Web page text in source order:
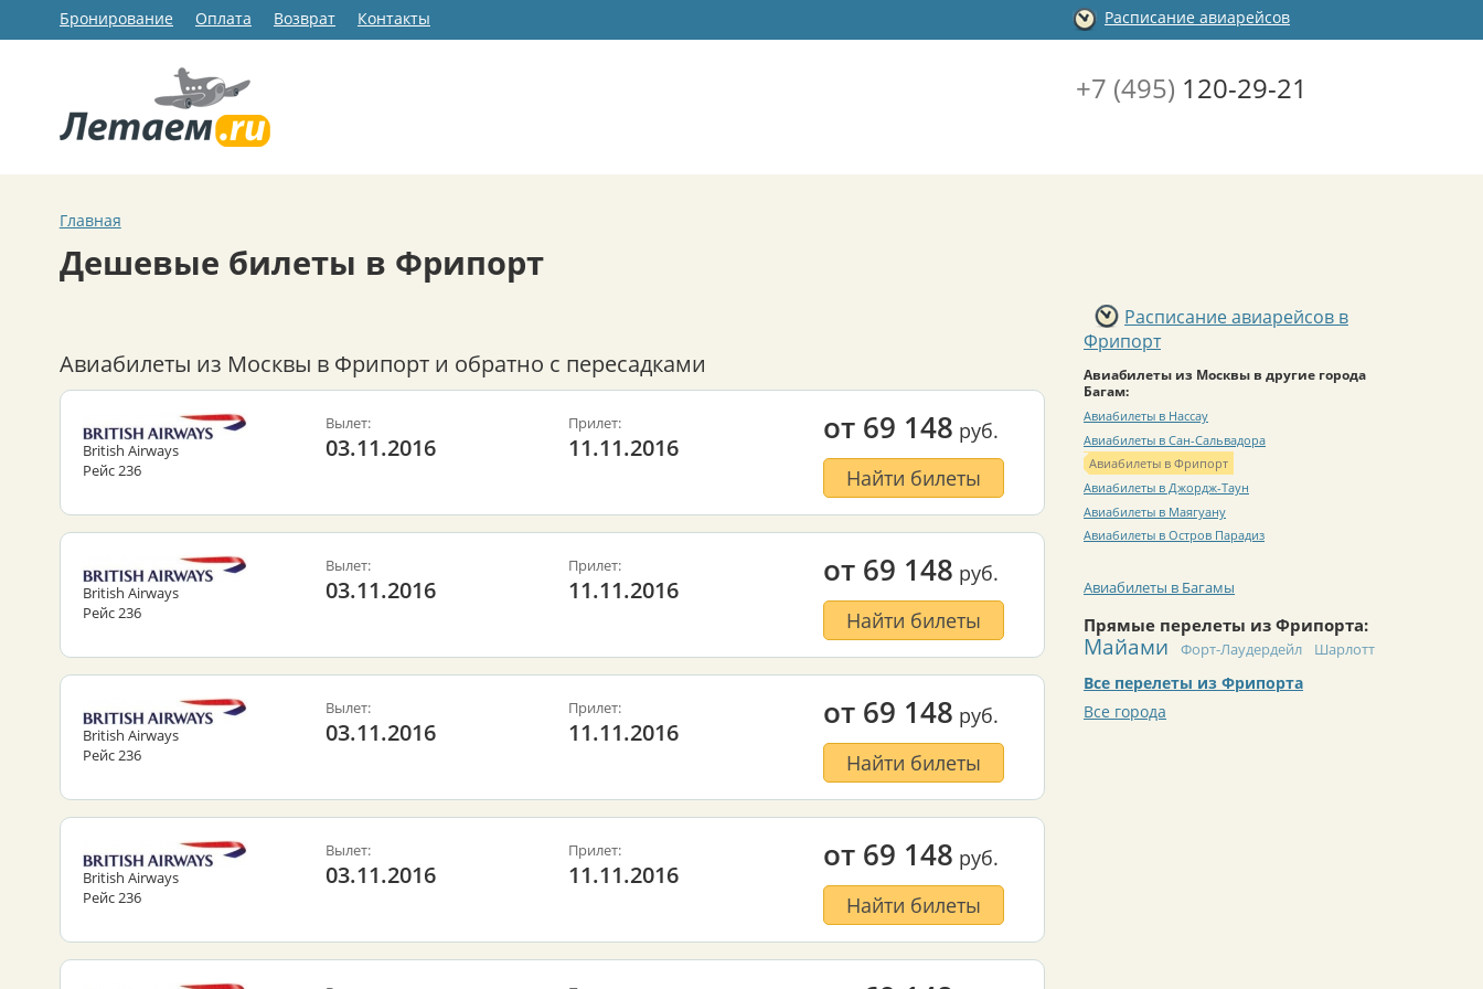
Бронирование Оплата Возврат Контакты Расписание авиарейсов
+7 (495) 120-29-21
Главная
Дешевые билеты в Фрипорт
Авиабилеты из Москвы в Фрипорт и обратно с пересадками
British Airways
Рейс 236
Вылет:
03.11.2016
Прилет:
11.11.2016
от 69 148 руб.
Найти билеты
British Airways
Рейс 236
Вылет:
03.11.2016
Прилет:
11.11.2016
от 69 148 руб.
Найти билеты
British Airways
Рейс 236
Вылет:
03.11.2016
Прилет:
11.11.2016
от 69 148 руб.
Найти билеты
British Airways
Рейс 236
Вылет:
03.11.2016
Прилет:
11.11.2016
от 69 148 руб.
Найти билеты
Расписание авиарейсов в
Фрипорт
Авиабилеты из Москвы в другие города
Багам:
Авиабилеты в Нассау
Авиабилеты в Сан-Сальвадора
Авиабилеты в Фрипорт
Авиабилеты в Джордж-Таун
Авиабилеты в Маягуану
Авиабилеты в Остров Парадиз
Авиабилеты в Багамы
Прямые перелеты из Фрипорта:
Майами Форт-Лаудердейл Шарлотт
Все перелеты из Фрипорта
Все города